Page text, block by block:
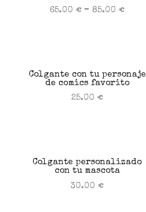
65.00 € – 85.00 €
Colgante con tu personaje
de comics favorito
25.00 €
Colgante personalizado
con tu mascota
30.00 €